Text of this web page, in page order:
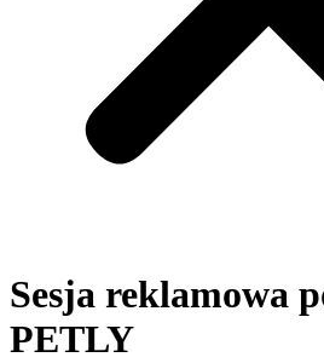
Sesja reklamowa
PETLY